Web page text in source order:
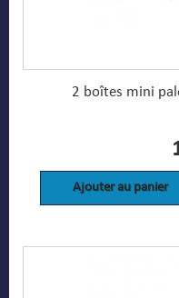
2 boîtes mini
Ajouter au panier